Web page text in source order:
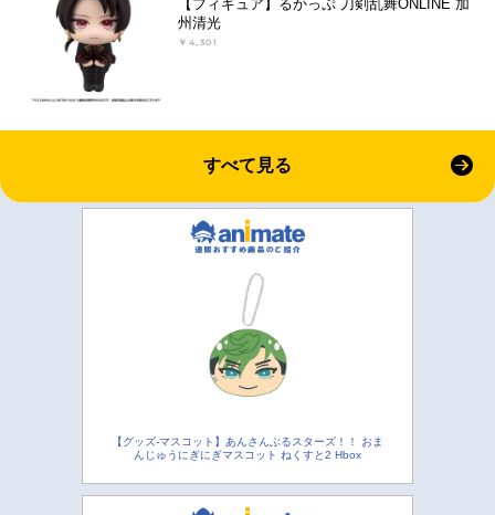
【フィギュア】るかっぷ 刀剣乱舞ONLINE 加
州清光
￥4,301
すべて見る
【グッズ-マスコット】あんさんぶるスターズ！！ おま
んじゅうにぎにぎマスコット ねくすと2 Hbox